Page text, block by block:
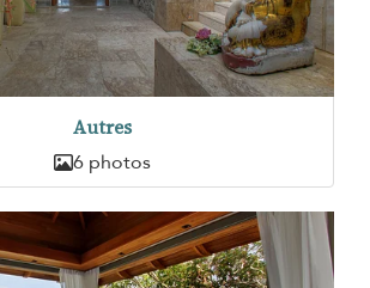
Autres
6 photos